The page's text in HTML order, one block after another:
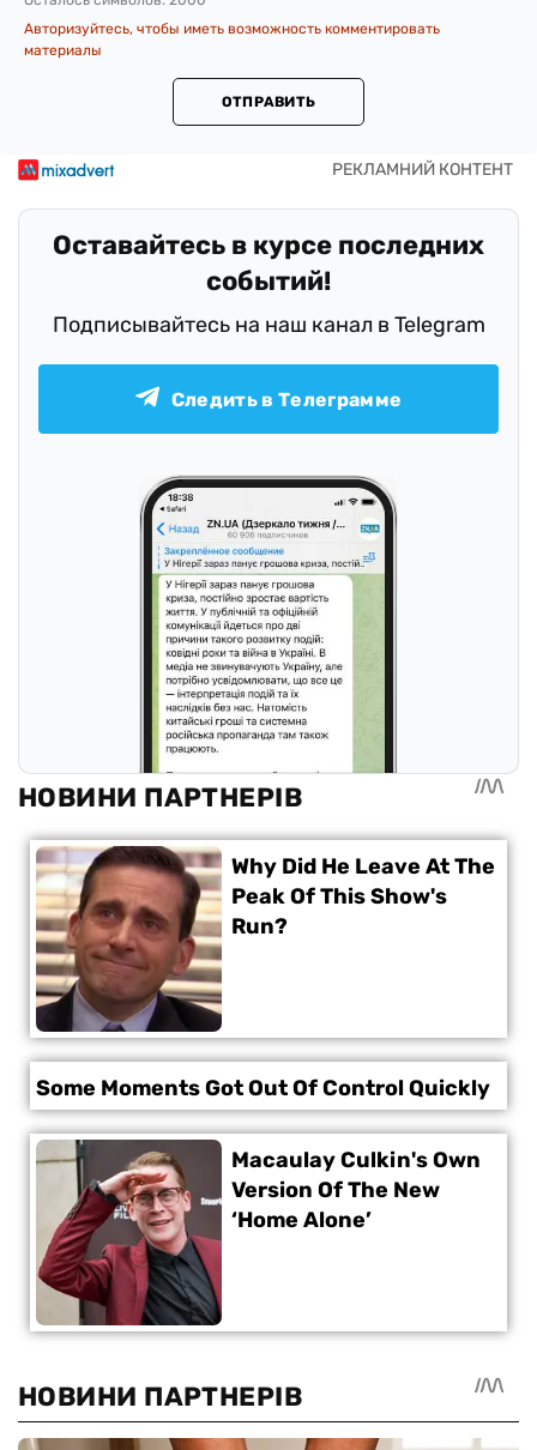
Авторизуйтесь, чтобы иметь возможность комментировать
материалы
ОТПРАВИТЬ
Оставайтесь в курсе последних
событий!
Подписывайтесь на наш канал в Telegram
Следить в Телеграмме